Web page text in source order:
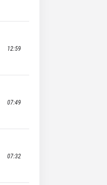
12:59
07:49
07:32